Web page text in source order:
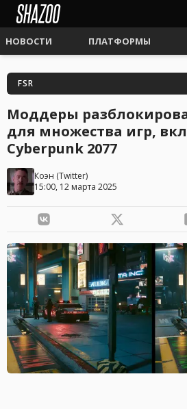
НОВОСТИ ПЛАТФОРМЫ
FSR
Моддеры
для множества игр,
Cyberpunk 2077
Коэн (Twitter)
15:00, 12 марта 2025